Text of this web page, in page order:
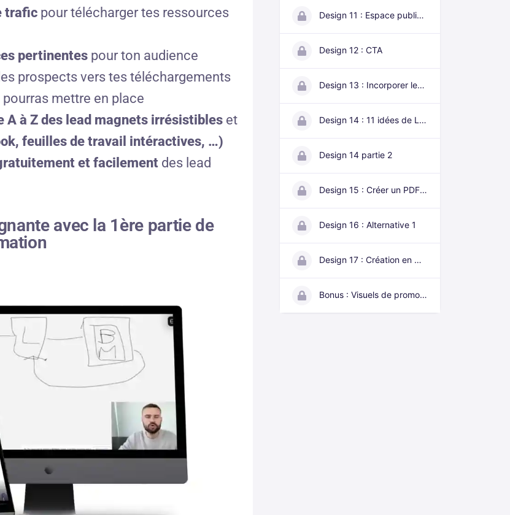
trafic pour télécharger tes ressources
pertinentes pour ton audience
prospects vers tes téléchargements
pourras mettre en place
A à Z des lead magnets irrésistibles et
feuilles de travail intéractives, …)
et facilement des lead
avec la 1ère partie de
Design 11 : Espace publicitaire
Design 12 : CTA
Design 13 : Incorporer les finitions
Design 14 : 11 idées de Lead Magnets
Design 14 partie 2
Design 15 : Créer un PDF intéractif
Design 16 : Alternative 1
Design 17 : Création en mode express
Bonus : Visuels de promotion